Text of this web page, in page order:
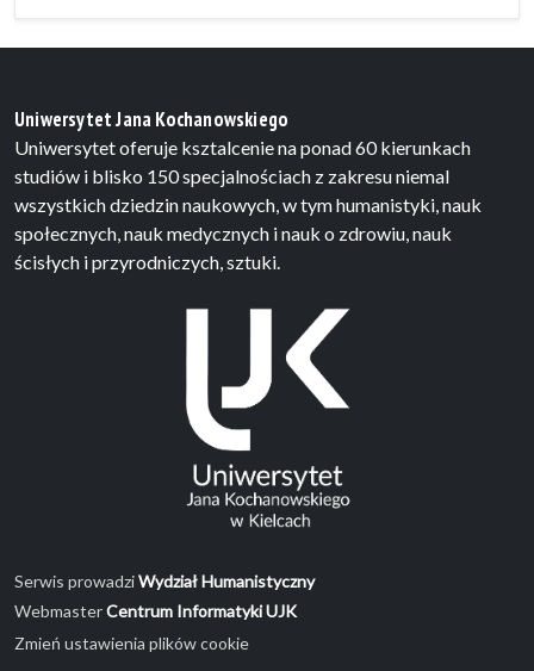
Uniwersytet Jana Kochanowskiego
Uniwersytet oferuje ksztalcenie na ponad 60 kierunkach
studiów i blisko 150 specjalnościach z zakresu niemal
wszystkich dziedzin naukowych, w tym humanistyki, nauk
społecznych, nauk medycznych i nauk o zdrowiu, nauk
ścisłych i przyrodniczych, sztuki.
Serwis prowadziWydział Humanistyczny
WebmasterCentrum Informatyki UJK
Zmień ustawienia plików cookie